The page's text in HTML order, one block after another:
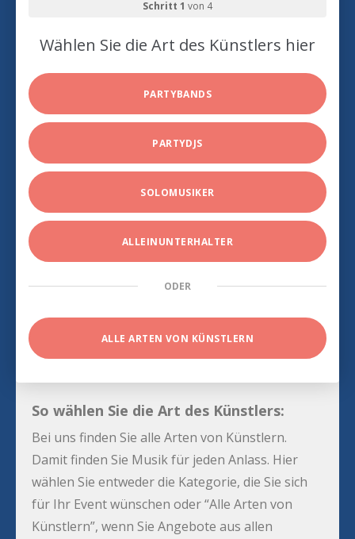
Schritt 1 von 4
Wählen Sie die Art des Künstlers hier
PARTYBANDS
PARTYDJS
SOLOMUSIKER
ALLEINUNTERHALTER
ODER
ALLE ARTEN VON KÜNSTLERN
So wählen Sie die Art des Künstlers:
Bei uns finden Sie alle Arten von Künstlern.
Damit finden Sie Musik für jeden Anlass. Hier
wählen Sie entweder die Kategorie, die Sie sich
für Ihr Event wünschen oder “Alle Arten von
Künstlern”, wenn Sie Angebote aus allen